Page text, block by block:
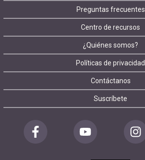
Footer
menu
Preguntas frecuentes
Centro de recursos
¿Quiénes somos?
Políticas de privacidad
Contáctanos
Suscríbete
Redes